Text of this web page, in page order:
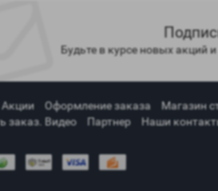
Будьте в курсе новых акций
Оформление заказа Магазин
заказ. Видео
Партнер Наши